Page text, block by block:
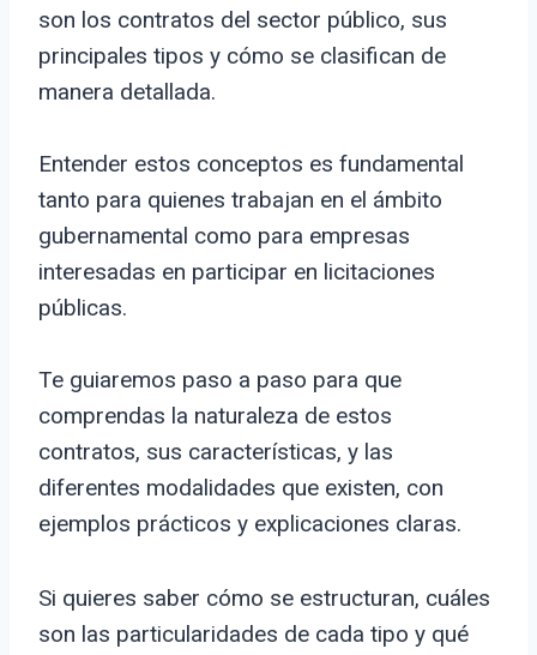
son los contratos del sector público, sus
principales tipos y cómo se clasifican de
manera detallada.
Entender estos conceptos es fundamental
tanto para quienes trabajan en el ámbito
gubernamental como para empresas
interesadas en participar en licitaciones
públicas.
Te guiaremos paso a paso para que
comprendas la naturaleza de estos
contratos, sus características, y las
diferentes modalidades que existen, con
ejemplos prácticos y explicaciones claras.
Si quieres saber cómo se estructuran, cuáles
son las particularidades de cada tipo y qué